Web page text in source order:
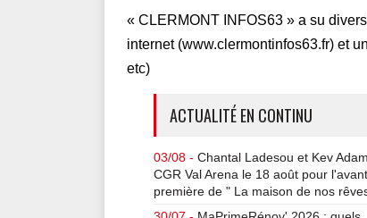
« CLERMONT INFOS63 » a su
internet (www.clermontinfos63.fr) et
etc)
ACTUALITÉ EN CONTINU
03/08 - Chantal Ladesou et Kev
CGR Val Arena le 18 août pour l'avant
première de " La maison de nos